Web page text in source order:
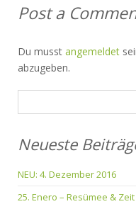
Post a
Du musst angemeldet
abzugeben.
for:
Neueste
NEU: 4. Dezember 2016
25. Enero – Resümee &